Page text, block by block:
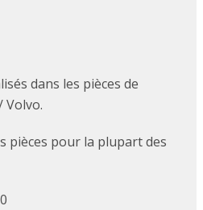
dans les pièces de
Volvo.
pièces pour la plupart des